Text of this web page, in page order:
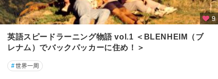
カ
ポ
ト
ン
リ
9
英語スピードラーニング物語 vol.1 ＜BLENHEIM（ブ
レナム）でバックパッカーに住め！＞
#世界一周